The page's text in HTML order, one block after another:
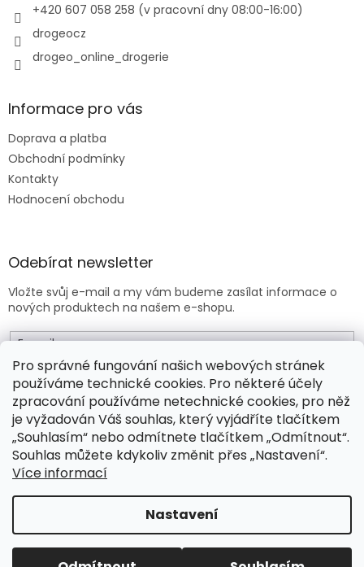
Pro správné fungování našich webových stránek
používáme technické cookies. Pro některé účely
zpracování používáme netechnické cookies, pro něž
je vyžadován Váš souhlas, který vyjádříte tlačítkem
„Souhlasím“ nebo odmítnete tlačítkem „Odmítnout“.
Souhlas můžete kdykoliv změnit přes „Nastavení“.
Více informací
Nastavení
ý
+420 607 058 258 (v pracovní dny 08:00-16:00)
drogeocz
drogeo_online_drogerie
Informace pro vás
Doprava a platba
Obchodní podmínky
Kontakty
Hodnocení obchodu
Odebírat newsletter
Vložte svůj e-mail a my vám budeme zasílat informace o
nových produktech na našem e-shopu.
E-mail
Vložením e-mailu souhlasíte sobchodními podmínkami .
PŘIHLÁSIT SE
Copyright 2026Drogeo.cz. Všechna práva vyhrazena.